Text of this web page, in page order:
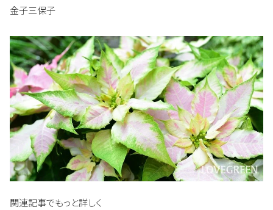
金子三保子
関連記事でもっと詳しく